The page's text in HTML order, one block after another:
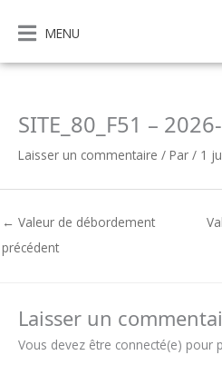
contenu
MENU
SITE_80_F51 –
Laisser un commentaire / Par / 1
← Valeur de débordement
précédent
Laisser un
Vous devez être connecté(e) pour